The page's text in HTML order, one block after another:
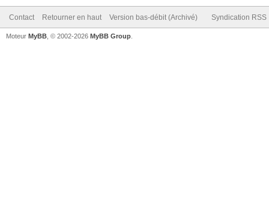
Contact Retourner en haut Version bas-débit (Archivé) Syndication RSS
Moteur MyBB , © 2002-2026 MyBB Group